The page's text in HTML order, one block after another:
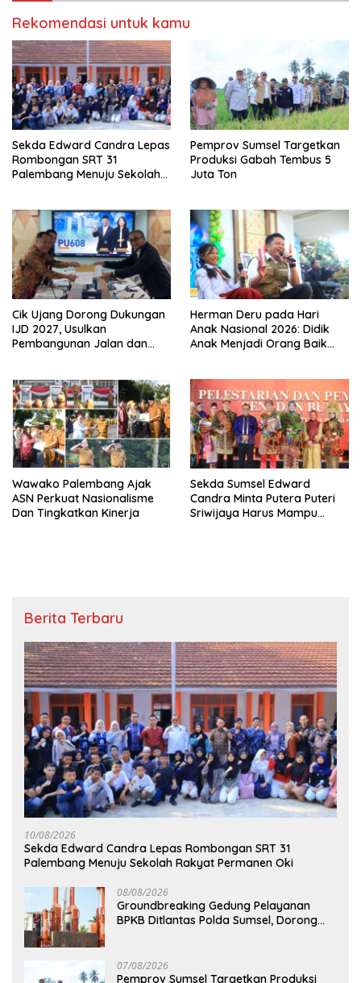
Rekomendasi untuk kamu
Sekda Edward Candra Lepas
Rombongan SRT 31
Palembang Menuju Sekolah
Pemprov Sumsel Targetkan
Produksi Gabah Tembus 5
Juta Ton
Cik Ujang Dorong Dukungan
IJD 2027, Usulkan
Pembangunan Jalan dan
Herman Deru pada Hari
Anak Nasional 2026: Didik
Anak Menjadi Orang Baik
Wawako Palembang Ajak
ASN Perkuat Nasionalisme
Dan Tingkatkan Kinerja
Sekda Sumsel Edward
Candra Minta Putera Puteri
Sriwijaya Harus Mampu
Berita Terbaru
10/08/2026
Sekda Edward Candra Lepas Rombongan SRT 31
Palembang Menuju Sekolah Rakyat Permanen Oki
08/08/2026
Groundbreaking Gedung Pelayanan
BPKB Ditlantas Polda Sumsel, Dorong
07/08/2026
Pemprov Sumsel Targetkan Produksi